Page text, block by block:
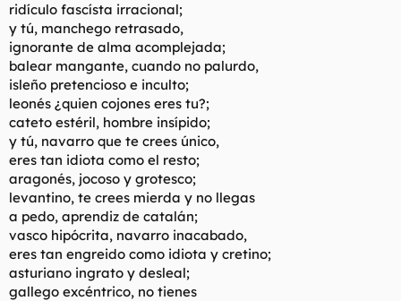
ridículo fascísta irracional;
y tú, manchego retrasado,
ignorante de alma acomplejada;
balear mangante, cuando no palurdo,
isleño pretencioso e inculto;
leonés ¿quien cojones eres tu?;
cateto estéril, hombre insípido;
y tú, navarro que te crees único,
eres tan idiota como el resto;
aragonés, jocoso y grotesco;
levantino, te crees mierda y no llegas
a pedo, aprendiz de catalán;
vasco hipócrita, navarro inacabado,
eres tan engreido como idiota y cretino;
asturiano ingrato y desleal;
gallego excéntrico, no tienes